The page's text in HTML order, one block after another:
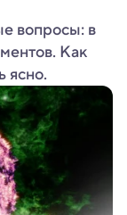
вопросы: в
Как
ясно.